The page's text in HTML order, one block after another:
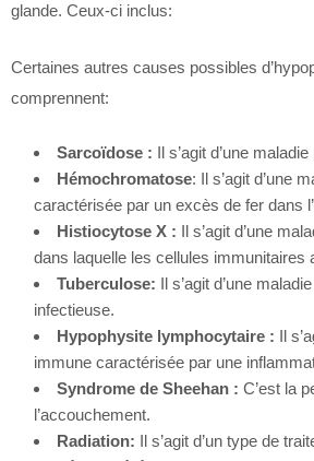
glande. Ceux-ci inclus:
Certaines autres causes possibles
comprennent:
Sarcoïdose : Il s’agit d’une
Hémochromatose: Il s’agit d’une
caractérisée par un excès de fer dans
Histiocytose X : Il s’agit d’une
dans laquelle les cellules immunitaires
Tuberculose: Il s’agit d’une
infectieuse.
Hypophysite lymphocytaire : Il
immune caractérisée par une
Syndrome de Sheehan : C’est la
l’accouchement.
Radiation: Il s’agit d’un type de